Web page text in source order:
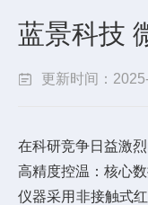
蓝景科技
更新时间：
在科研竞争日益激
高精度控温：核心
仪器采用非接触式